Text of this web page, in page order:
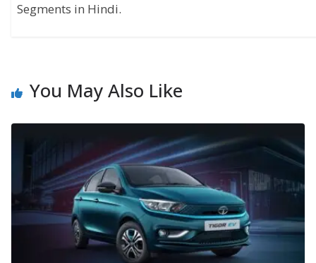
Segments in Hindi.
You May Also Like